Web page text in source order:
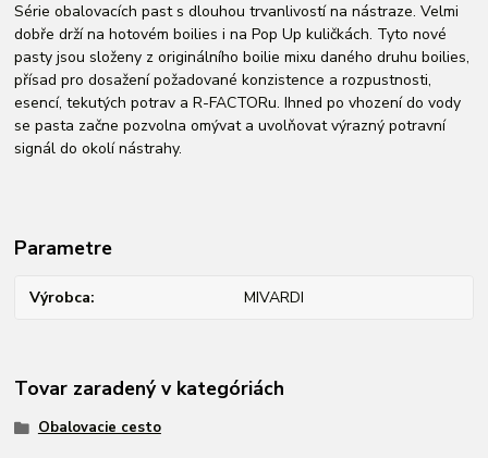
Série obalovacích past s dlouhou trvanlivostí na nástraze. Velmi
dobře drží na hotovém boilies i na Pop Up kuličkách. Tyto nové
pasty jsou složeny z originálního boilie mixu daného druhu boilies,
přísad pro dosažení požadované konzistence a rozpustnosti,
esencí, tekutých potrav a R-FACTORu. Ihned po vhození do vody
se pasta začne pozvolna omývat a uvolňovat výrazný potravní
signál do okolí nástrahy.
Parametre
Výrobca MIVARDI
Tovar zaradený v kategóriách
Obalovacie cesto